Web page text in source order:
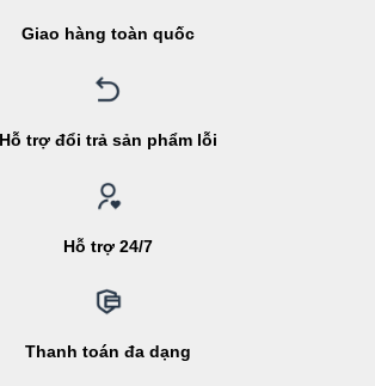
Giao hàng toàn quốc
Hỗ trợ đổi trả sản phẩm lỗi
Hỗ trợ 24/7
Thanh toán đa dạng